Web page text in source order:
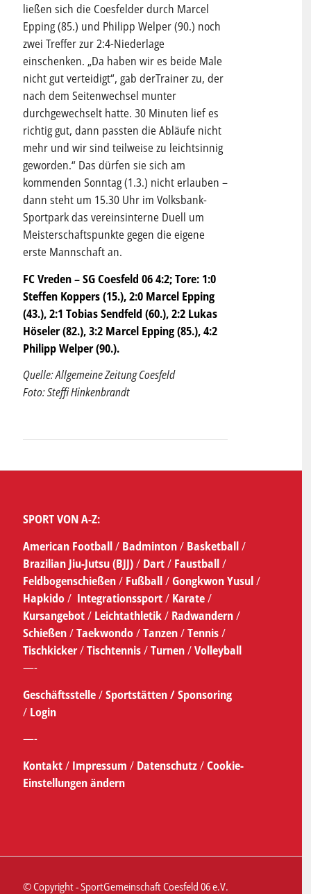
ließen sich die Coesfelder durch Marcel
Epping (85.) und Philipp Welper (90.) noch
zwei Treffer zur 2:4-Niederlage
einschenken. „Da haben wir es beide Male
nicht gut verteidigt“, gab derTrainer zu, der
nach dem Seitenwechsel munter
durchgewechselt hatte. 30 Minuten lief es
richtig gut, dann passten die Abläufe nicht
mehr und wir sind teilweise zu leichtsinnig
geworden.“ Das dürfen sie sich am
kommenden Sonntag (1.3.) nicht erlauben –
dann steht um 15.30 Uhr im Volksbank-
Sportpark das vereinsinterne Duell um
Meisterschaftspunkte gegen die eigene
erste Mannschaft an.
FC Vreden – SG Coesfeld 06 4:2; Tore: 1:0
Steffen Koppers (15.), 2:0 Marcel Epping
(43.), 2:1 Tobias Sendfeld (60.), 2:2 Lukas
Höseler (82.), 3:2 Marcel Epping (85.), 4:2
Philipp Welper (90.).
Quelle: Allgemeine Zeitung Coesfeld
Foto: Steffi Hinkenbrandt
SPORT VON A-Z:
American Football/ Badminton/ Basketball/
Brazilian Jiu-Jutsu (BJJ)/ Dart/ Faustball/
Feldbogenschießen/ Fußball/Gongkwon Yusul/
Hapkido/ Integrationssport/ Karate/
Kursangebot/Leichtathletik/ Radwandern/
Schießen/Taekwondo/Tanzen/Tennis/
Tischkicker/Tischtennis/Turnen/Volleyball
—-
Geschäftsstelle/Sportstätten /Sponsoring
/ Login
—-
Kontakt/ Impressum / Datenschutz/Cookie-
Einstellungen ändern
© Copyright - SportGemeinschaft Coesfeld 06 e.V.